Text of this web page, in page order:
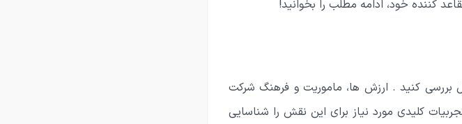
کننده خود، ادامه مطلب را بخوانید!
بررسی کنید . ارزش ها، ماموریت و فرهنگ شرکت
کلیدی مورد نیاز برای این نقش را شناسایی